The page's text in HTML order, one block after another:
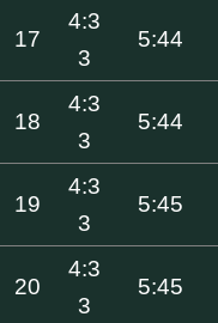
17
4:3
3
5:44
18
4:3
3
5:44
19
4:3
3
5:45
20
4:3
3
5:45